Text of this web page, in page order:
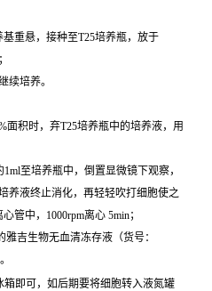
重悬，接种至T25培养瓶，放于
续培养。
面积时，弃T25培养瓶中的培养液，用
至培养瓶中，倒置显微镜下观察，
养液终止消化，再轻轻吹打细胞使之
管中，1000rpm离心 5min；
吉生物无血清冻存液（货号：
即可，如后期要将细胞转入液氮罐